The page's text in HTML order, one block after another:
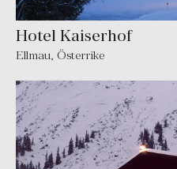
Hotel Kaiserhof
Ellmau, Österrike